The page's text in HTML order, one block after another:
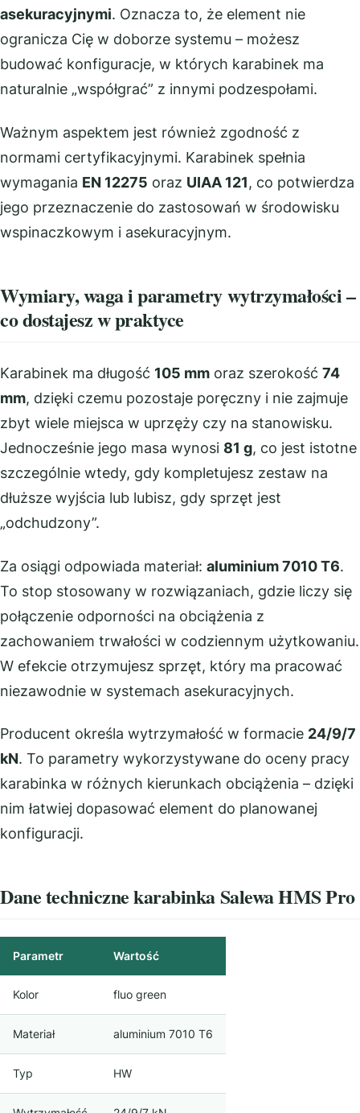
asekuracyjnymi. Oznacza to, że element nie
ogranicza Cię w doborze systemu – możesz
budować konfiguracje, w których karabinek ma
naturalnie „współgrać” z innymi podzespołami.
Ważnym aspektem jest również zgodność z
normami certyfikacyjnymi. Karabinek spełnia
wymagania EN 12275 oraz UIAA 121, co potwierdza
jego przeznaczenie do zastosowań w środowisku
wspinaczkowym i asekuracyjnym.
Wymiary, waga i parametry wytrzymałości –
co dostajesz w praktyce
Karabinek ma długość 105 mm oraz szerokość 74
mm, dzięki czemu pozostaje poręczny i nie zajmuje
zbyt wiele miejsca w uprzęży czy na stanowisku.
Jednocześnie jego masa wynosi 81 g, co jest istotne
szczególnie wtedy, gdy kompletujesz zestaw na
dłuższe wyjścia lub lubisz, gdy sprzęt jest
„odchudzony”.
Za osiągi odpowiada materiał: aluminium 7010 T6.
To stop stosowany w rozwiązaniach, gdzie liczy się
połączenie odporności na obciążenia z
zachowaniem trwałości w codziennym użytkowaniu.
W efekcie otrzymujesz sprzęt, który ma pracować
niezawodnie w systemach asekuracyjnych.
Producent określa wytrzymałość w formacie 24/9/7
kN. To parametry wykorzystywane do oceny pracy
karabinka w różnych kierunkach obciążenia – dzięki
nim łatwiej dopasować element do planowanej
konfiguracji.
Dane techniczne karabinka Salewa HMS Pro
Parametr Wartość
Kolor fluo green
Materiał aluminium 7010 T6
Typ HW